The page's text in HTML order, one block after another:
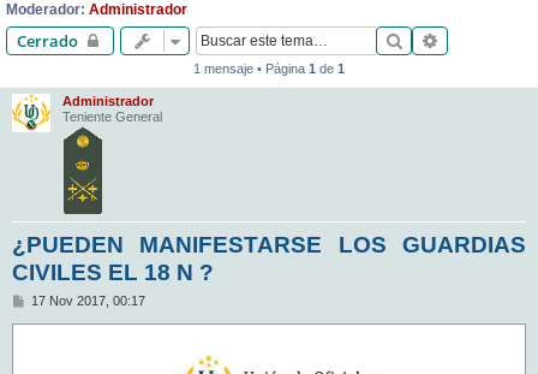
Moderador: Administrador
Cerrado Buscar
1 mensaje • Página 1 de 1
Administrador
Teniente General
¿PUEDEN MANIFESTARSE LOS GUARDIAS
CIVILES EL 18 N ?
M17 Nov 2017, 00:17